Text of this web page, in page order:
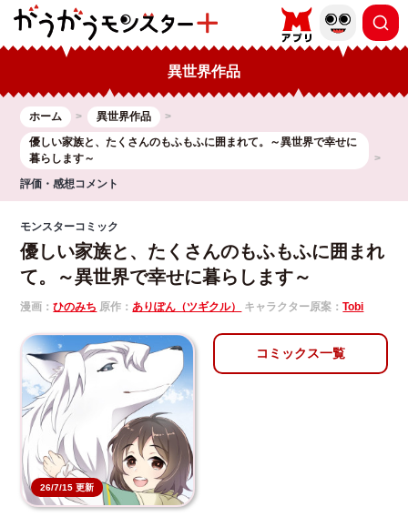
異世界作品
ホーム
異世界作品
優しい家族と、たくさんのもふもふに囲まれて。～異世界で幸せに
暮らします～
評価・感想コメント
モンスターコミック
優しい家族と、たくさんのもふもふに囲まれ
て。～異世界で幸せに暮らします～
漫画：ひのみち 原作： ありぽん（ツギクル） キャラクター原案：Tobi
26/7/15 更新
コミックス一覧